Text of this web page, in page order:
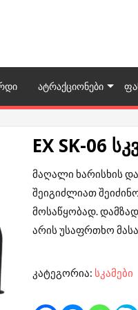
ხარისხის
ფასდაკლებით
ᲐᲢᲠᲐᲥᲪᲘᲝᲜᲔᲑᲘ
EX SK-06
მაღალი ხარისხის
შეიგიძლიათ
მოსაწყობად.
არის უსაფრთხო
კატეგორია: სკამები